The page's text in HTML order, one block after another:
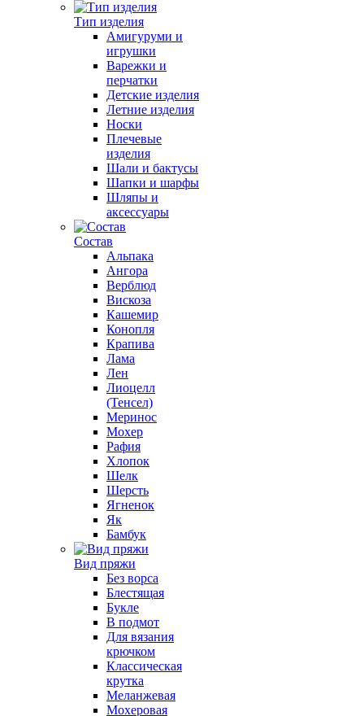
Тип изделия
Амигуруми и
игрушки
Варежки и
перчатки
Детские изделия
Летние изделия
Носки
Плечевые
изделия
Шали и бактусы
Шапки и шарфы
Шляпы и
аксессуары
Состав
Альпака
Ангора
Верблюд
Вискоза
Кашемир
Конопля
Крапива
Лама
Лен
Лиоцелл
(Тенсел)
Меринос
Мохер
Рафия
Хлопок
Шелк
Шерсть
Ягненок
Як
Бамбук
Вид пряжи
Без ворса
Блестящая
Букле
В подмот
Для вязания
крючком
Классическая
крутка
Меланжевая
Мохеровая